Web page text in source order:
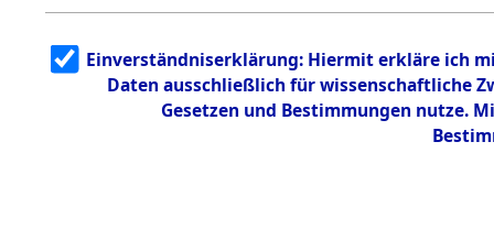
1.2.9.3
Effekten aus
dem KZ
Neuengamm
Einverständniserklärung: Hiermit erkläre ich
Daten ausschließlich für wissenschaftliche
Gesetzen und Bestimmungen nutze.